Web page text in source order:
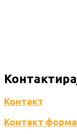
Контакт
Контакт форма